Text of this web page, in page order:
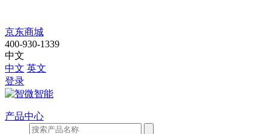
智
微
智
能
京东商城
400-930-1339
中文
中文 英文
登录
产品中心